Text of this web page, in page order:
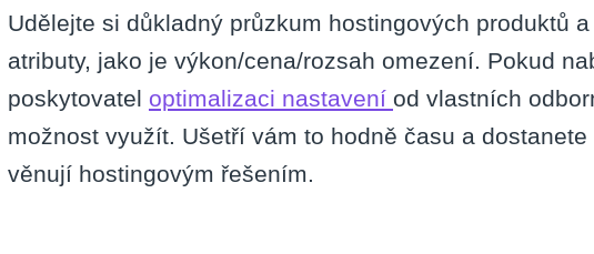
Udělejte si důkladný průzkum hostingových produktů
atributy, jako je výkon/cena/rozsah omezení. Pokud
poskytovatel optimalizaci nastavení od vlastních
možnost využít. Ušetří vám to hodně času a
věnují hostingovým řešením.